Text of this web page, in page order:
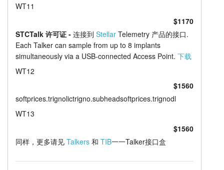
WT11
$1170
STCTalk 许可证 - 连接到 StellarTelemetry 产品的接口.
Each Talker can sample from up to 8 implants
simultaneously via a USB-connected Access Point. 下载
WT12
$1560
softprices.trignolictrigno.subheadsoftprices.trignodl
WT13
$1560
同样，更多请见 Talkers和 TIB一一Talker接口盒